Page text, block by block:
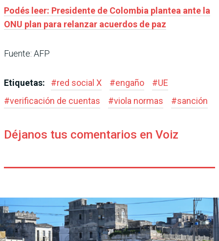
Podés leer: Presidente de Colombia plantea ante la
ONU plan para relanzar acuerdos de paz
Fuente: AFP
Etiquetas: #red social X #engaño #UE
#verificación de cuentas #viola normas #sanción
Déjanos tus comentarios en Voiz